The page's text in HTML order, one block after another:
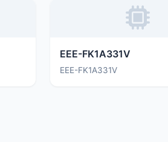
EEE-FK1A331V
EEE-FK1A331V